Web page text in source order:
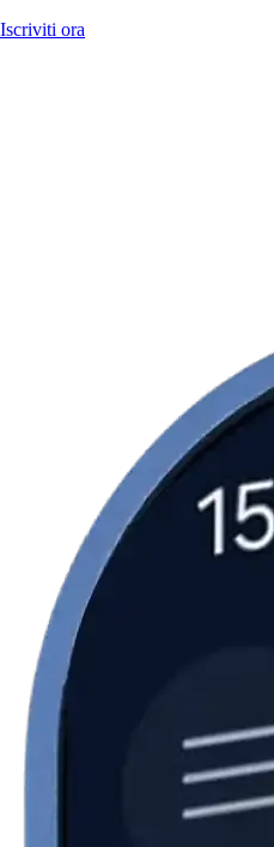
Iscriviti ora